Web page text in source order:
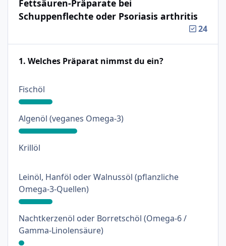
Fettsäuren-Präparate bei
Schuppenflechte oder Psoriasis arthritis
24
1. Welches Präparat nimmst du ein?
Fischöl: 18%
Algenöl (veganes Omega-3): 31%
Krillöl: 0%
Leinöl, Hanföl oder Walnussöl (pflanzliche
Omega-3-Quellen): 18%
Nachtkerzenöl oder Borretschöl (Omega-6 /
Gamma-Linolensäure): 3%